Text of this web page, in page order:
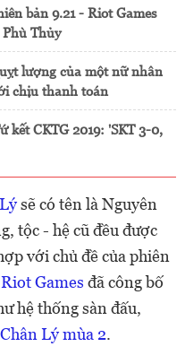
bản 9.21 - Riot Games
Thủy
lượng của một nữ nhân
chịu thanh toán
kết CKTG 2019: 'SKT 3-0,
sẽ có tên là Nguyên
tộc - hệ cũ đều được
với chủ đề của phiên
Riot Games đã công bố
hệ thống sàn đấu,
Lý mùa 2.